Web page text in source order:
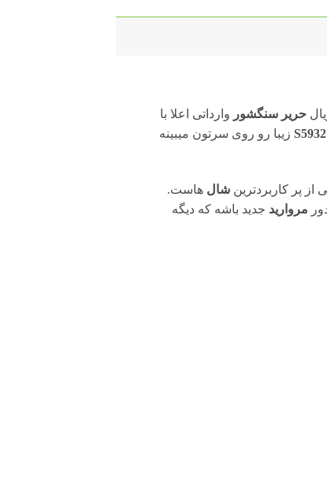
حریر سنگشور وارداتی اعلا با
زیبا رو روی سرتون میبینه
از پر کاربردترین شال هاست.
مروارید جدید باشه که دیگه